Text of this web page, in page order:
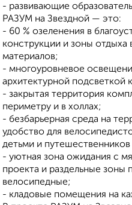
- развивающие
РАЗУМ на Звездной — это:
- 60 % озеленения в
конструкции и зоны отдыха
материалов;
- многоуровневое
архитектурной подсветкой
- закрытая территория
периметру и в холлах;
- безбарьерная среда на
удобство для
детьми и
- уютная зона ожидания с
проекта и раздельные зоны
велосипедные;
- кладовые помещения на